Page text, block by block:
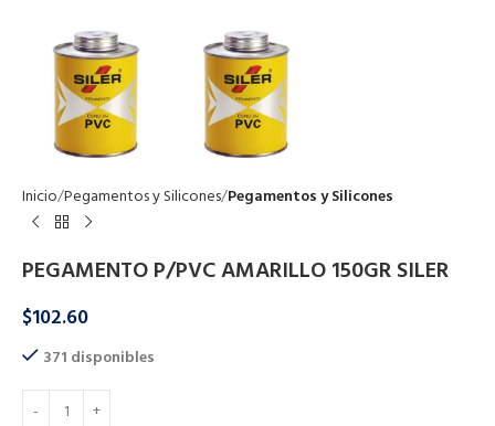
Inicio Pegamentos y Silicones Pegamentos y Silicones
PEGAMENTO P/PVC AMARILLO 150GR SILER
$102.60
371 disponibles